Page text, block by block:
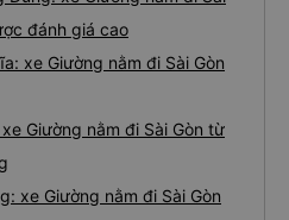
đánh giá cao
xe Giường nằm đi Sài Gòn
xe Giường nằm đi Sài Gòn từ
xe Giường nằm đi Sài Gòn